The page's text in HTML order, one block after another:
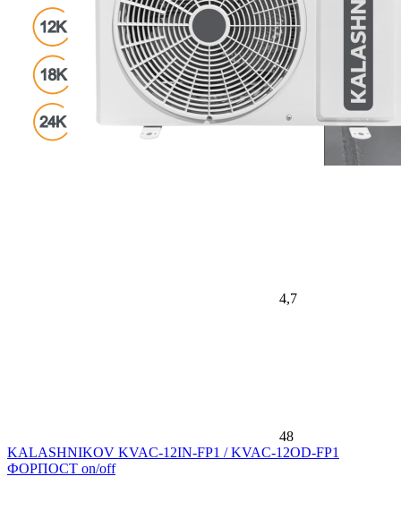
4,7
48
KALASHNIKOV KVAC-12IN-FP1 / KVAC-12OD-FP1
ФОРПОСТ on/off